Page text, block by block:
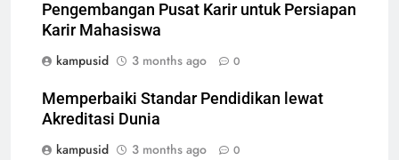
Pengembangan Pusat Karir untuk Persiapan
Karir Mahasiswa
kampusid
3 months ago 0
Memperbaiki Standar Pendidikan lewat
Akreditasi Dunia
kampusid
3 months ago 0